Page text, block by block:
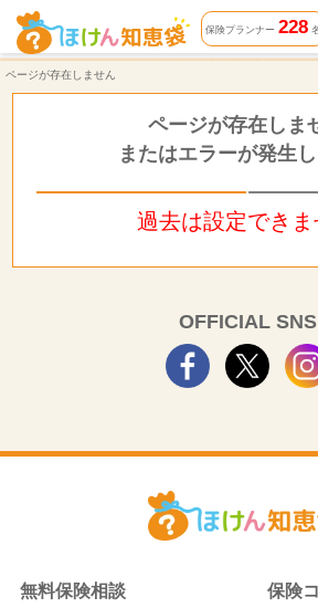
ページが存在しません | ほけん知恵袋
保険プランナー 228
ページが存在しません
ページが存在しま
またはエラーが発生
過去は設定できま
OFFICIAL SNS
無料保険相談 保険